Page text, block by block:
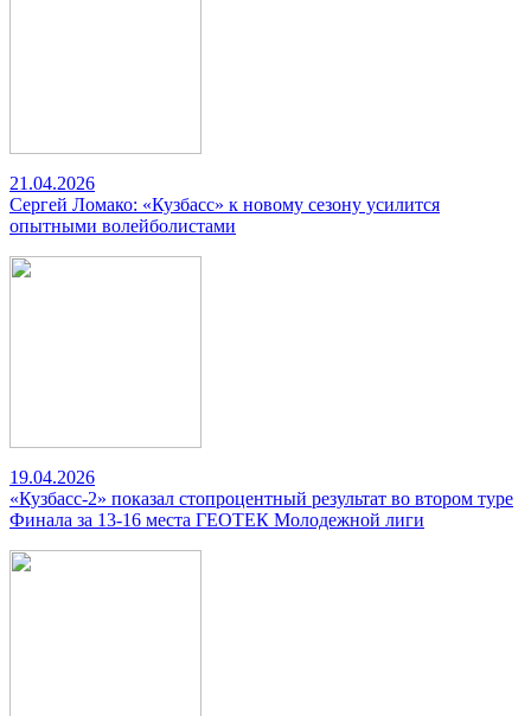
21.04.2026
Сергей Ломако: «Кузбасс» к новому сезону усилится
опытными волейболистами
19.04.2026
«Кузбасс-2» показал стопроцентный результат во втором туре
Финала за 13-16 места ГЕОТЕК Молодежной лиги